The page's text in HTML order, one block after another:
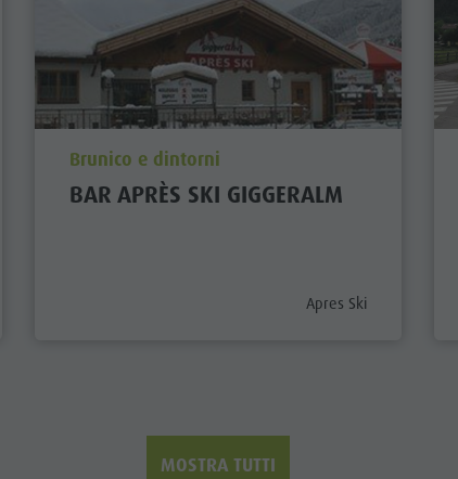
aria.poi_location_prefix
Brunico e dintorni
BAR APRÈS SKI GIGGERALM
aria.poi_category_prefix
Apres Ski
MOSTRA TUTTI